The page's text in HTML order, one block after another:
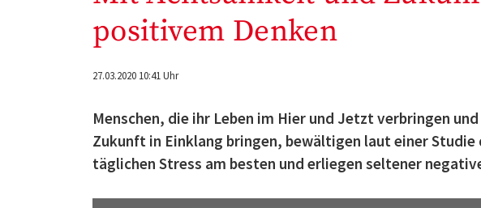
positivem Denken
27.03.2020 10:41 Uhr
Menschen, die ihr Leben im Hier und Jetzt verbringen
Zukunft in Einklang bringen, bewältigen laut einer
täglichen Stress am besten und erliegen seltener